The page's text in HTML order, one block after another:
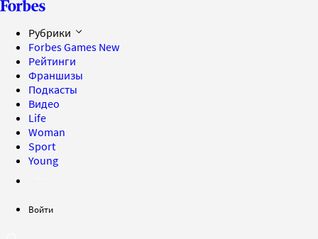
Рубрики
Forbes Games New
Рейтинги
Франшизы
Подкасты
Видео
Life
Woman
Sport
Young
Войти